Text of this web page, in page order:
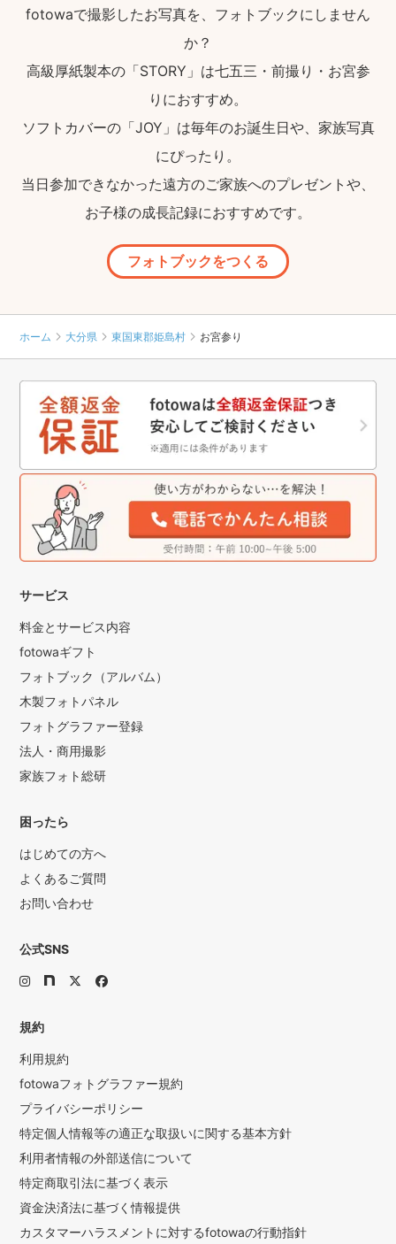
fotowaで撮影したお写真を、フォトブックにしません
か？
高級厚紙製本の「STORY」は七五三・前撮り・お宮参
りにおすすめ。
ソフトカバーの「JOY」は毎年のお誕生日や、家族写真
にぴったり。
当日参加できなかった遠方のご家族へのプレゼントや、
お子様の成長記録におすすめです。
フォトブックをつくる
ホーム 大分県 東国東郡姫島村 お宮参り
サービス
料金とサービス内容
fotowaギフト
フォトブック（アルバム）
木製フォトパネル
フォトグラファー登録
法人・商用撮影
家族フォト総研
困ったら
はじめての方へ
よくあるご質問
お問い合わせ
公式SNS
規約
利用規約
fotowaフォトグラファー規約
プライバシーポリシー
特定個人情報等の適正な取扱いに関する基本方針
利用者情報の外部送信について
特定商取引法に基づく表示
資金決済法に基づく情報提供
カスタマーハラスメントに対するfotowaの行動指針